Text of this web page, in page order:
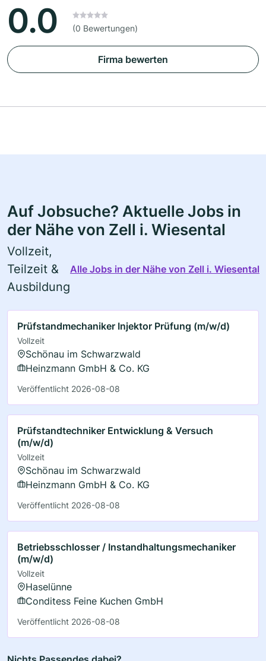
0.0 (0 Bewertungen)
Firma bewerten
Auf Jobsuche? Aktuelle Jobs in
der Nähe von Zell i. Wiesental
Vollzeit,
Teilzeit &
Ausbildung
Alle Jobs in der Nähe von Zell i. Wiesental
Prüfstandmechaniker Injektor Prüfung (m/w/d)
Vollzeit
Schönau im Schwarzwald
Heinzmann GmbH & Co. KG
Veröffentlicht 2026-08-08
Prüfstandtechniker Entwicklung & Versuch
(m/w/d)
Vollzeit
Schönau im Schwarzwald
Heinzmann GmbH & Co. KG
Veröffentlicht 2026-08-08
Betriebsschlosser / Instandhaltungsmechaniker
(m/w/d)
Vollzeit
Haselünne
Conditess Feine Kuchen GmbH
Veröffentlicht 2026-08-08